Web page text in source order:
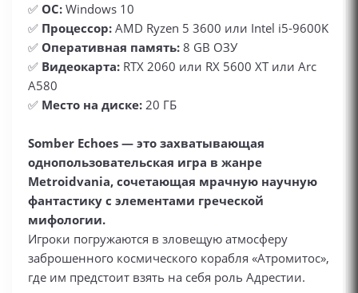
✅ ОС: Windows 10
✅ Процессор: AMD Ryzen 5 3600 или Intel i5-9600K
✅ Оперативная память: 8 GB ОЗУ
✅ Видеокарта: RTX 2060 или RX 5600 XT или Arc
A580
✅ Место на диске: 20 ГБ
Somber Echoes — это захватывающая
однопользовательская игра в жанре
Metroidvania, сочетающая мрачную научную
фантастику с элементами греческой
мифологии.
Игроки погружаются в зловещую атмосферу
заброшенного космического корабля «Атромитос»,
где им предстоит взять на себя роль Адрестии.